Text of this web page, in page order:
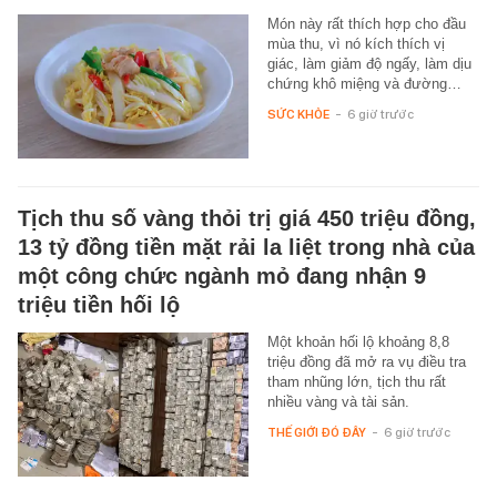
Món này rất thích hợp cho đầu
mùa thu, vì nó kích thích vị
giác, làm giảm độ ngấy, làm dịu
chứng khô miệng và đường…
SỨC KHỎE - 6 giờ trước
Tịch thu số vàng thỏi trị giá 450 triệu đồng,
13 tỷ đồng tiền mặt rải la liệt trong nhà của
một công chức ngành mỏ đang nhận 9
triệu tiền hối lộ
Một khoản hối lộ khoảng 8,8
triệu đồng đã mở ra vụ điều tra
tham nhũng lớn, tịch thu rất
nhiều vàng và tài sản.
THẾ GIỚI ĐÓ ĐÂY - 6 giờ trước